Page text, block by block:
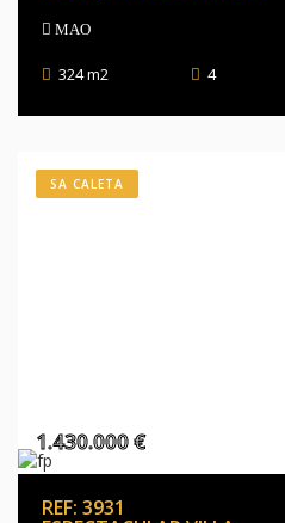
MAO
324 m2 4
SA CALETA
1.430.000 €
REF: 3931